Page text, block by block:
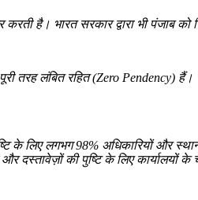
है। भारत सरकार द्वारा भी पंजाब को
तरह लंबित रहित (Zero Pendency) हैं।
के लिए लगभग 98% अधिकारियों और
दस्तावेज़ों की पुष्टि के लिए कार्यालयों